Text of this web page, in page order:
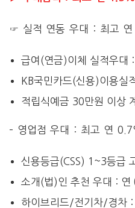
☞ 실적 연동 우대 : 최고
급여(연금)이체 실적우대
KB국민카드(신용)이용
적립식예금 30만원 이상
– 영업점 우대 : 최고 연
신용등급(CSS) 1~3등급
소개(법)인 추천 우대 : 연
하이브리드/전기차/경차